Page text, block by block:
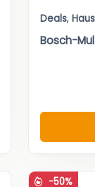
Deals,
Bosch-
-50%